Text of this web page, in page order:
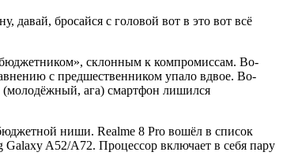
бросайся с головой вот в это вот всё
склонным к компромиссам. Во-
с предшественником упало вдвое. Во-
(молодёжный, ага) смартфон лишился
ниши. Realme 8 Pro вошёл в список
Galaxy A52/A72. Процессор включает в себя пару